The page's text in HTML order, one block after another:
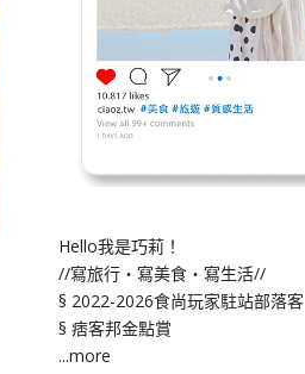
Hello我是巧莉！
//寫旅行・寫美食・寫生活//
§ 2022-2026食尚玩家駐站部落客
§ 痞客邦金點賞
...more